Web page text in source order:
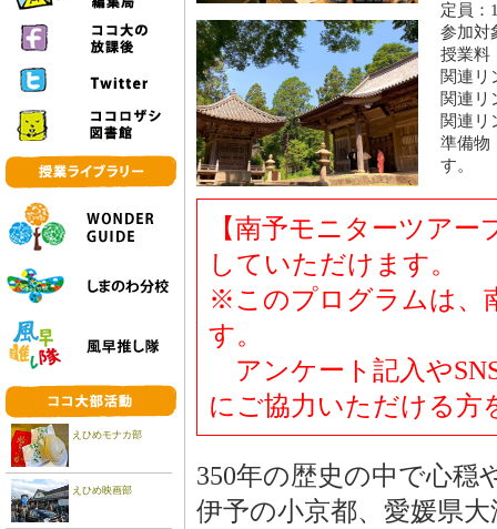
えひめモナカ部
えひめ映画部
定員：
参加対
授業料
関連リ
関連リ
関連リ
準備物
す。
【南予モニターツア
していただけます。
※このプログラムは、
す。
アンケート記入や
にご協力いただける方
350年の歴史の中で心
伊予の小京都、愛媛県